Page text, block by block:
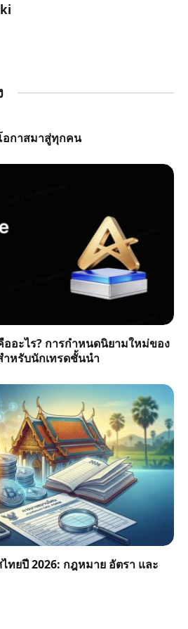
อกาสมาสู่ทุกคน
ออะไร? การกำหนดนิยามใหม่ของ
หรับนักเทรดชั้นนำ
ทยปี 2026: กฎหมาย อัตรา และ